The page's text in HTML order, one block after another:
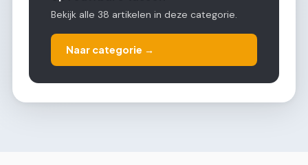
Bekijk alle 38 artikelen in deze categorie.
Naar categorie →